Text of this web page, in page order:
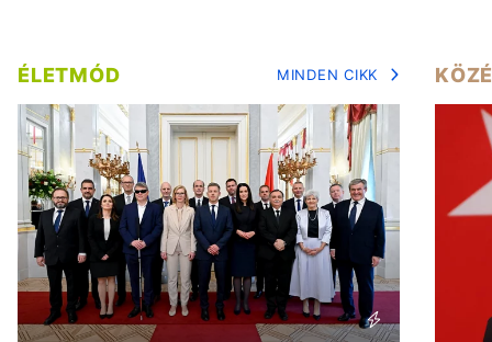
ÉLETMÓD MINDEN CIKK